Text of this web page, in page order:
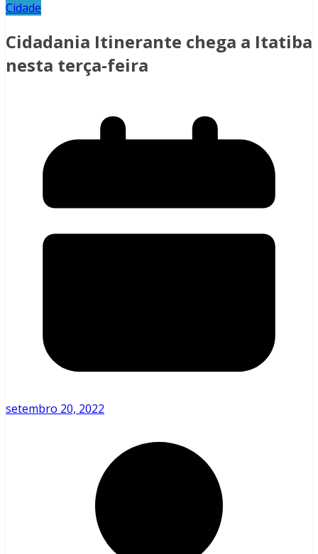
Cidade
Cidadania Itinerante chega a Itatiba
nesta terça-feira
setembro 20, 2022